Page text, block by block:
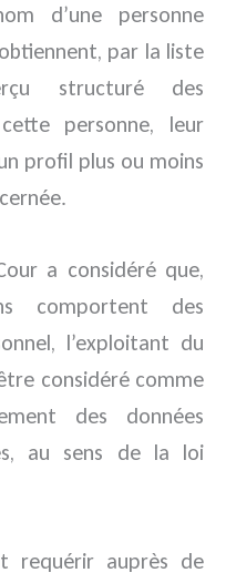
d’une personne
par la liste
structuré des
personne, leur
profil plus ou moins
a considéré que,
comportent des
l’exploitant du
considéré comme
des données
au sens de la loi
requérir auprès de